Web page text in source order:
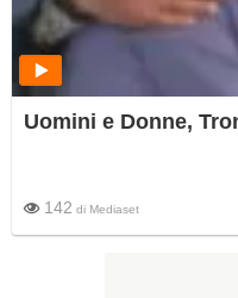
Uomini e Donne,
142 di Mediaset